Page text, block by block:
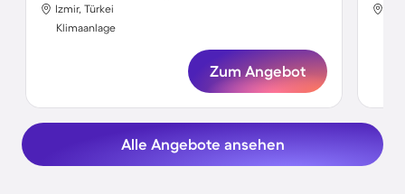
Izmir, Türkei
Klimaanlage
Zum Angebot
Alle Angebote ansehen